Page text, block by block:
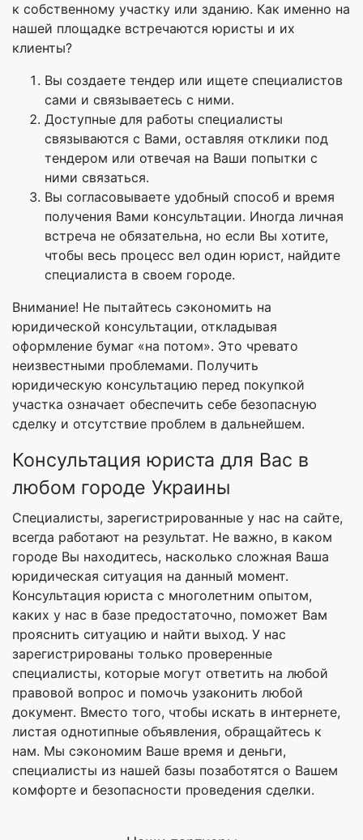
к собственному участку или зданию. Как именно на
нашей площадке встречаются юристы и их
клиенты?
Вы создаете тендер или ищете специалистов
сами и связываетесь с ними.
Доступные для работы специалисты
связываются с Вами, оставляя отклики под
тендером или отвечая на Ваши попытки с
ними связаться.
Вы согласовываете удобный способ и время
получения Вами консультации. Иногда личная
встреча не обязательна, но если Вы хотите,
чтобы весь процесс вел один юрист, найдите
специалиста в своем городе.
Внимание! Не пытайтесь сэкономить на
юридической консультации, откладывая
оформление бумаг «на потом». Это чревато
неизвестными проблемами. Получить
юридическую консультацию перед покупкой
участка означает обеспечить себе безопасную
сделку и отсутствие проблем в дальнейшем.
Консультация юриста для Вас в
любом городе Украины
Специалисты, зарегистрированные у нас на сайте,
всегда работают на результат. Не важно, в каком
городе Вы находитесь, насколько сложная Ваша
юридическая ситуация на данный момент.
Консультация юриста с многолетним опытом,
каких у нас в базе предостаточно, поможет Вам
прояснить ситуацию и найти выход. У нас
зарегистрированы только проверенные
специалисты, которые могут ответить на любой
правовой вопрос и помочь узаконить любой
документ. Вместо того, чтобы искать в интернете,
листая однотипные объявления, обращайтесь к
нам. Мы сэкономим Ваше время и деньги,
специалисты из нашей базы позаботятся о Вашем
комфорте и безопасности проведения сделки.